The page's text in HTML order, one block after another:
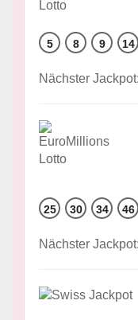
5 8 9 14
Nächster
25 30 34 46
Nächster